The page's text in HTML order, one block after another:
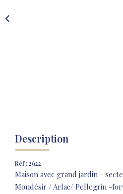
Description
Réf : 2622
Maison avec grand jardin -
Mondésir / Arlac/ Pellegrin -